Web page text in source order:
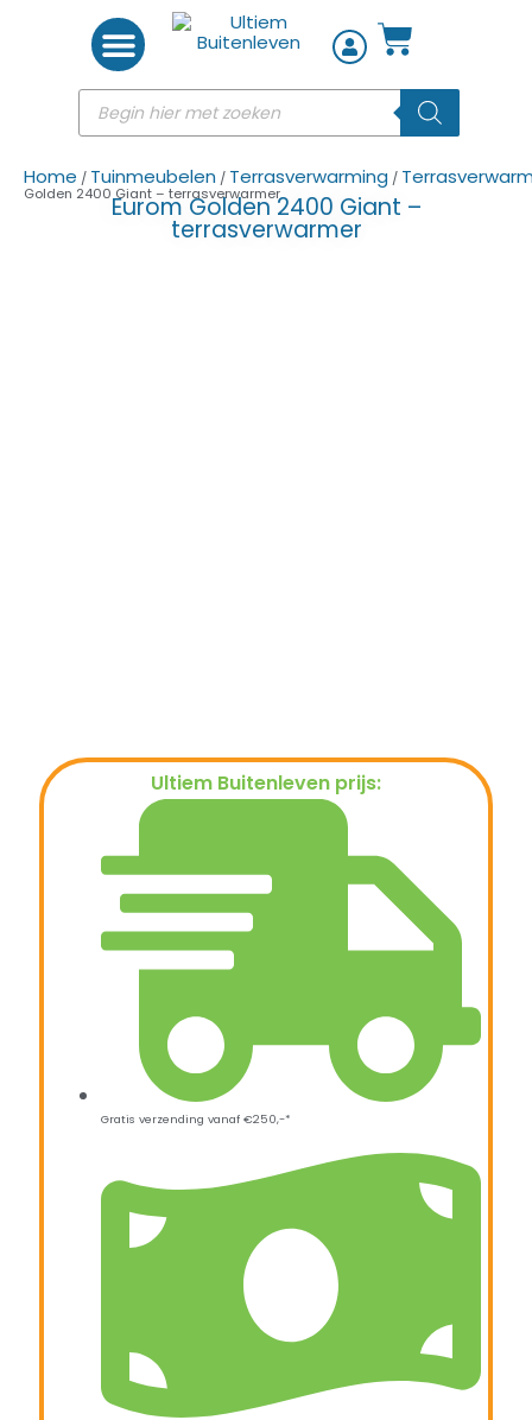
Home / Tuinmeubelen / Terrasverwarming /
Golden 2400 Giant – terrasverwarmer
Eurom Golden 2400 Giant –
terrasverwarmer
Ultiem Buitenleven prijs:
Gratis verzending vanaf €250,-*